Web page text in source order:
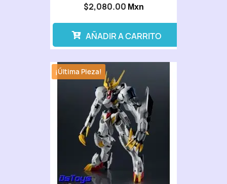
$2,080.00 Mxn
AÑADIR A CARRITO
¡Última Pieza!